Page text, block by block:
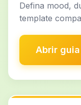
Defina mood,
template
Abrir guia